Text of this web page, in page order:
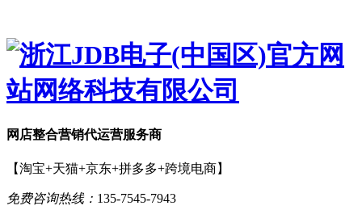
网店整合营销代运营服务商
【淘宝+天猫+京东+拼多多+跨境电商】
免费咨询热线： 135-7545-7943